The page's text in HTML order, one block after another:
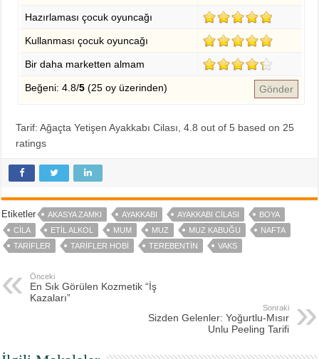
Hazırlaması çocuk oyuncağı
Kullanması çocuk oyuncağı
Bir daha marketten almam
Beğeni: 4.8/5(25 oy üzerinden) Gönder
Tarif: Ağaçta Yetişen Ayakkabı Cilası ,4.8 out of5 based on 25
ratings
Etiketler AKASYA ZAMKI AYAKKABI AYAKKABI CILASI
BOYA
CILA
ETIL ALKOL MUM MUZ MUZ KABUĞU
NAFTA
TARIFLER
TARIFLER HOBI TEREBENTIN VAKS
Önceki
En Sık Görülen Kozmetik “İş
Kazaları”
Sonraki
Sizden Gelenler: Yoğurtlu-Mısır
Unlu Peeling Tarifi